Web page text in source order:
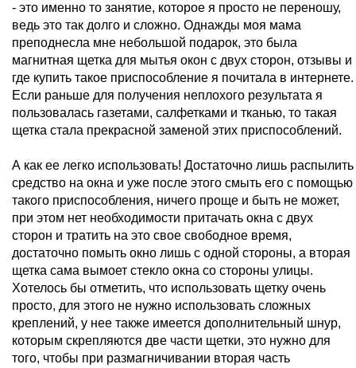
- это именно то занятие, которое я просто не переношу,
ведь это так долго и сложно. Однажды моя мама
преподнесла мне небольшой подарок, это была
магнитная щетка для мытья окон с двух сторон, отзывы и
где купить такое приспособление я почитала в интернете.
Если раньше для получения неплохого результата я
пользовалась газетами, салфетками и тканью, то такая
щетка стала прекрасной заменой этих приспособлений.
А как ее легко использовать! Достаточно лишь распылить
средство на окна и уже после этого смыть его с помощью
такого приспособления, ничего проще и быть не может,
при этом нет необходимости притачать окна с двух
сторон и тратить на это свое свободное время,
достаточно помыть окно лишь с одной стороны, а вторая
щетка сама вымоет стекло окна со стороны улицы.
Хотелось бы отметить, что использовать щетку очень
просто, для этого не нужно использовать сложных
креплений, у нее также имеется дополнительный шнур,
которым скрепляются две части щетки, это нужно для
того, чтобы при размагничивании вторая часть